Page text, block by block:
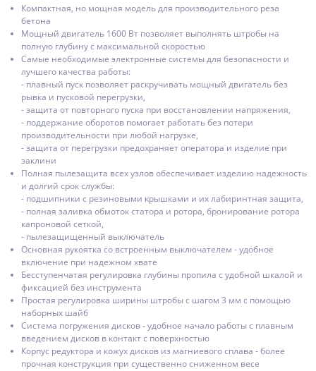
Компактная, но мощная модель для производительного реза
бетона
Мощный двигатель 1600 Вт позволяет выполнять штробы на
полную глубину с максимальной скоростью
Самые необходимые электронные системы для безопасности и
лучшего качества работы:
- плавный пуск позволяет раскручивать мощный двигатель без
рывка и пусковой перегрузки,
- защита от повторного пуска при восстановлении напряжения,
- поддержание оборотов помогает работать без потери
производительности при любой нагрузке,
- защита от перегрузки предохраняет оператора и изделие при
заклини
Полная пылезащита всех узлов обеспечивает изделию надежность
и долгий срок службы:
- подшипники с резиновыми крышками и их лабиринтная защита,
- полная заливка обмоток статора и ротора, бронирование ротора
капроновой сеткой,
- пылезащищенный выключатель
Основная рукоятка со встроенным выключателем - удобное
включение при надежном хвате
Бесступенчатая регулировка глубины пропила с удобной шкалой и
фиксацией без инструмента
Простая регулировка ширины штробы с шагом 3 мм с помощью
наборных шайб
Система погружения дисков - удобное начало работы с плавным
введением дисков в контакт с поверхностью
Корпус редуктора и кожух дисков из магниевого сплава - более
прочная конструкция при существенно сниженном весе